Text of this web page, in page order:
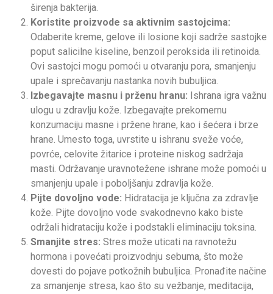
širenja bakterija.
Koristite proizvode sa aktivnim sastojcima:
Odaberite kreme, gelove ili losione koji sadrže sastojke
poput salicilne kiseline, benzoil peroksida ili retinoida.
Ovi sastojci mogu pomoći u otvaranju pora, smanjenju
upale i sprečavanju nastanka novih bubuljica.
Izbegavajte masnu i prženu hranu: Ishrana igra važnu
ulogu u zdravlju kože. Izbegavajte prekomernu
konzumaciju masne i pržene hrane, kao i šećera i brze
hrane. Umesto toga, uvrstite u ishranu sveže voće,
povrće, celovite žitarice i proteine ​​niskog sadržaja
masti. Održavanje uravnotežene ishrane može pomoći u
smanjenju upale i poboljšanju zdravlja kože.
Pijte dovoljno vode: Hidratacija je ključna za zdravlje
kože. Pijte dovoljno vode svakodnevno kako biste
održali hidrataciju kože i podstakli eliminaciju toksina.
Smanjite stres: Stres može uticati na ravnotežu
hormona i povećati proizvodnju sebuma, što može
dovesti do pojave potkožnih bubuljica. Pronađite načine
za smanjenje stresa, kao što su vežbanje, meditacija,